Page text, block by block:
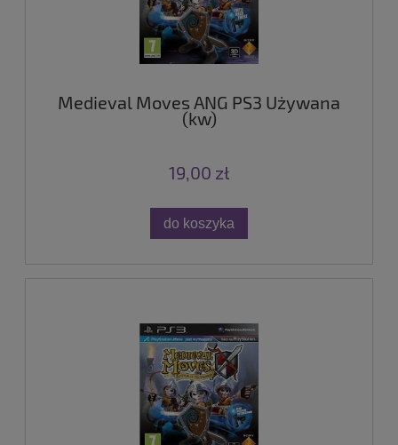
Medieval Moves ANG PS3 Używana
(kw)
19,00 zł
do koszyka